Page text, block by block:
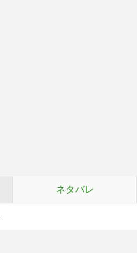
ネタバレ